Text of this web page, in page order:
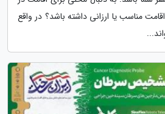
مناسب یا ارزانی داشته باشد؟ در واقع